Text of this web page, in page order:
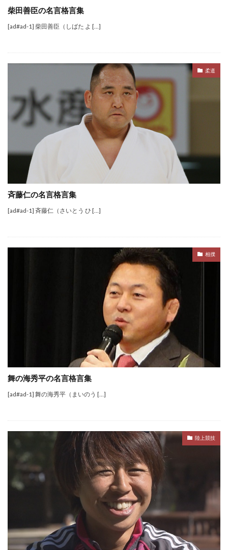
柴田善臣の名言格言集
[ad#ad-1] 柴田善臣（しばた よ […]
柔道
斉藤仁の名言格言集
[ad#ad-1] 斉藤仁（さいとう ひ […]
相撲
舞の海秀平の名言格言集
[ad#ad-1] 舞の海秀平（まいのう […]
陸上競技